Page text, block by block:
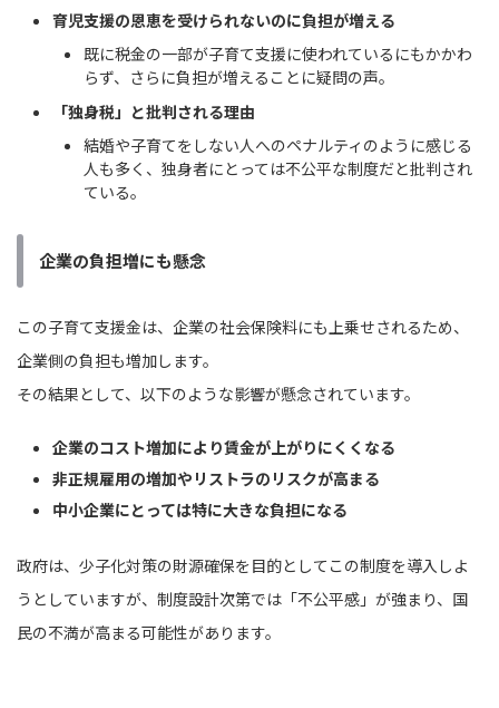
育児支援の恩恵を受けられないのに負担が増える
既に税金の一部が子育て支援に使われているにもかかわ
らず、さらに負担が増えることに疑問の声。
「独身税」と批判される理由
結婚や子育てをしない人へのペナルティのように感じる
人も多く、独身者にとっては不公平な制度だと批判され
ている。
企業の負担増にも懸念
この子育て支援金は、企業の社会保険料にも上乗せされるため、
企業側の負担も増加します。
その結果として、以下のような影響が懸念されています。
企業のコスト増加により賃金が上がりにくくなる
非正規雇用の増加やリストラのリスクが高まる
中小企業にとっては特に大きな負担になる
政府は、少子化対策の財源確保を目的としてこの制度を導入しよ
うとしていますが、制度設計次第では「不公平感」が強まり、国
民の不満が高まる可能性があります。